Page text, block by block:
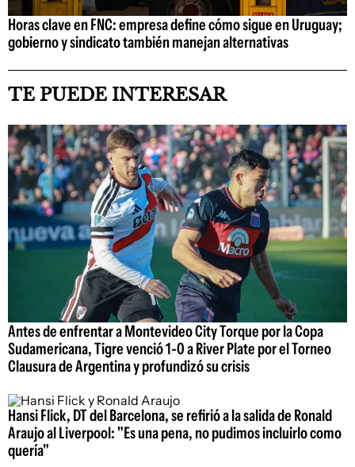
Horas clave en FNC: empresa define cómo sigue en Uruguay;
gobierno y sindicato también manejan alternativas
TE PUEDE INTERESAR
Antes de enfrentar a Montevideo City Torque por la Copa
Sudamericana, Tigre venció 1-0 a River Plate por el Torneo
Clausura de Argentina y profundizó su crisis
Hansi Flick, DT del Barcelona, se refirió a la salida de Ronald
Araujo al Liverpool: "Es una pena, no pudimos incluirlo como
quería"